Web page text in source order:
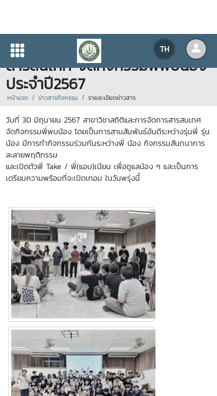
TH
สาขาวิชาสถิติและการจัดการ
สารสนเทศ จัดกิจกรรมพี่พบน้อง
ประจำปี2567
หน้าแรก ข่าวสารกิจกรรม รายละเอียดข่าวสาร
วันที่ 30 มิถุนายน 2567 สาขาวิชาสถิติและการจัดการสารสนเทศ
จัดกิจกรรมพี่พบน้อง โดยเป็นการสานสัมพันธ์อันดีระหว่างรุ่นพี่ รุ่น
น้อง มีการทำกิจกรรมร่วมกันระหว่างพี่ น้อง กิจกรรมสันทนาการ
ละลายพฤติกรรม
และเปิดตัวพี่ Take / พี่(แอบ)เนียน เพื่อดูแลน้อง ๆ และเป็นการ
เตรียมความพร้อมที่จะเปิดเทอม ในวันพรุ่งนี้